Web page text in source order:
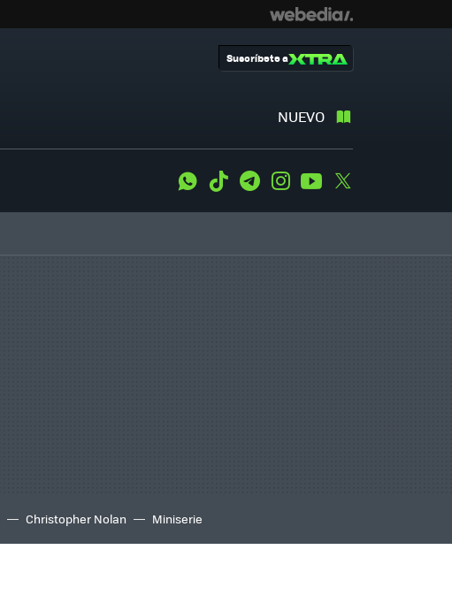
NUEVO
Suscríbete a
WhatsApp
Tiktok TelegramInstagramYoutube
Christopher Nolan Miniserie